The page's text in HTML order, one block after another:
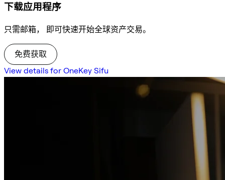
下载应用程序
只需邮箱， 即可快速开始全球资产交易。
免费获取
View details for OneKey Sifu